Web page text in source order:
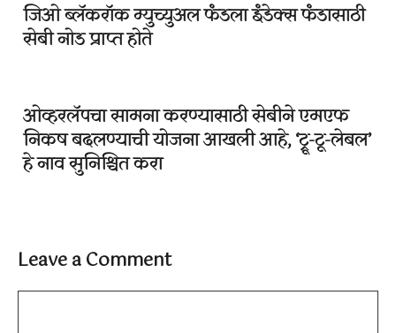
जिओ ब्लॅकरॉक म्युच्युअल फंडला इंडेक्स फंडासाठी
सेबी नोड प्राप्त होते
ओव्हरलॅपचा सामना करण्यासाठी सेबीने एमएफ
निकष बदलण्याची योजना आखली आहे, ‘ट्रू-टू-लेबल’
हे नाव सुनिश्चित करा
Leave a Comment
Comment